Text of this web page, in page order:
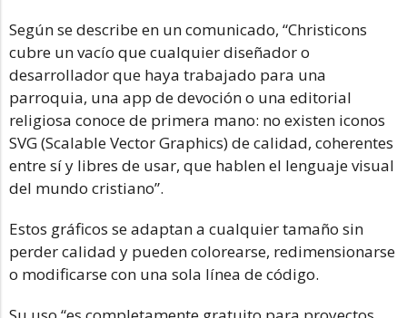
Según se describe en un comunicado, “Christicons
cubre un vacío que cualquier diseñador o
desarrollador que haya trabajado para una
parroquia, una app de devoción o una editorial
religiosa conoce de primera mano: no existen iconos
SVG (Scalable Vector Graphics) de calidad, coherentes
entre sí y libres de usar, que hablen el lenguaje visual
del mundo cristiano”.
Estos gráficos se adaptan a cualquier tamaño sin
perder calidad y pueden colorearse, redimensionarse
o modificarse con una sola línea de código.